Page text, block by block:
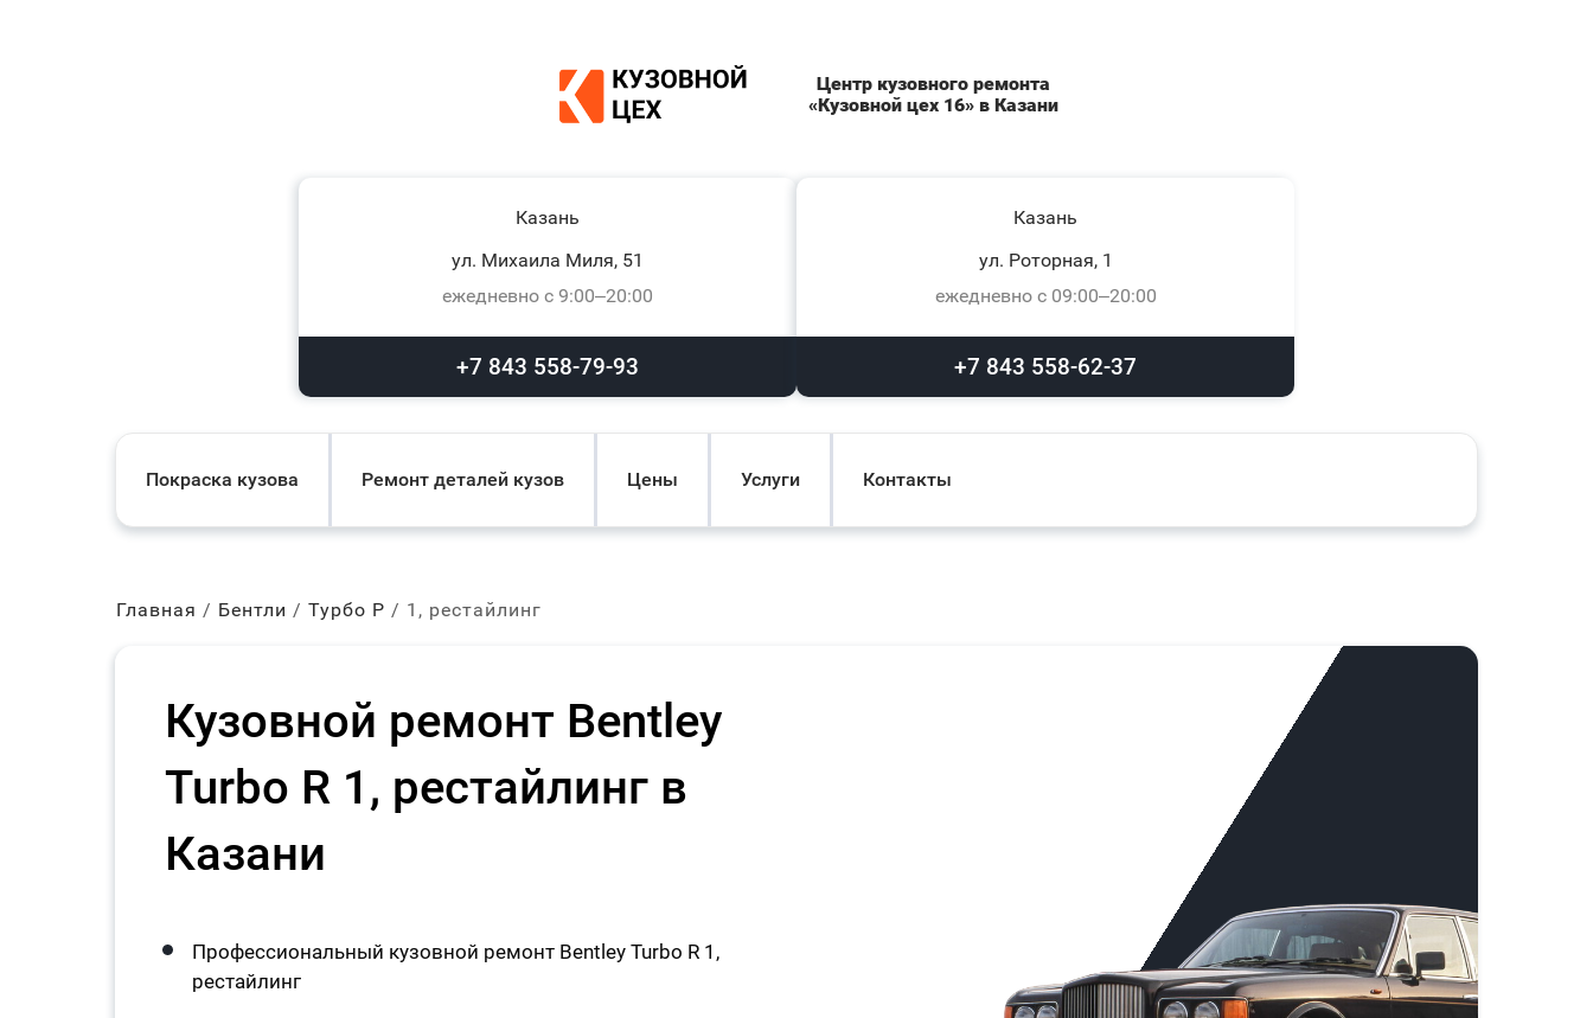
Центр кузовного ремонта
«Кузовной цех 16» в Казани
Казань
ул. Михаила Миля, 51
ежедневно с 9:00–20:00
+7 843 558-79-93
Казань
ул. Роторная, 1
ежедневно с 09:00–20:00
+7 843 558-62-37
Покраска кузова Ремонт деталей кузов Цены Услуги Контакты
Главная Бентли Турбо Р 1, рестайлинг
Кузовной ремонт Bentley
Turbo R 1, рестайлинг в
Казани
Профессиональный кузовной ремонт Bentley Turbo R 1,
рестайлинг